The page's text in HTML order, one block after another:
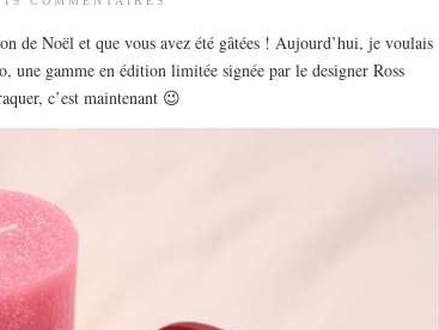
de Noël et que vous avez été gâtées ! Aujourd’hui, je voulais
gamme en édition limitée signée par le designer Ross
c’est maintenant 😉